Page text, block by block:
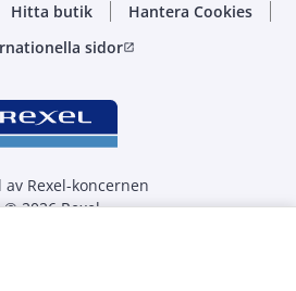
Hitta butik
Hantera Cookies
sidoropen_in_new
av Rexel-koncernen
© 2026 Rexel